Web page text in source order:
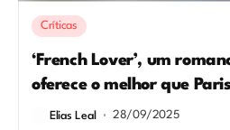
Críticas
‘French Lover’, um
oferece o melhor que
Elias Leal 28/09/2025